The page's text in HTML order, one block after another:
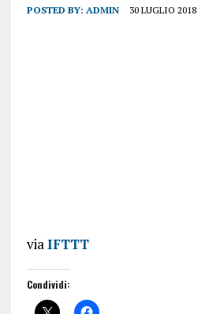
POSTED BY: ADMIN 30 LUGLIO 2018
viaIFTTT
Condividi: